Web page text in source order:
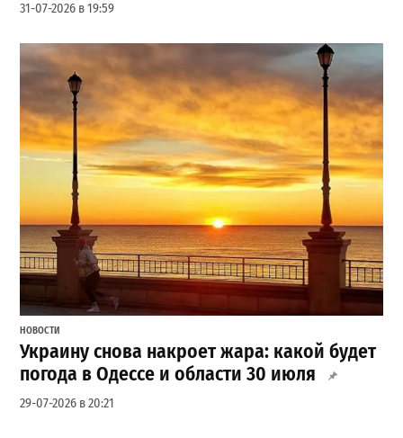
31-07-2026 в 19:59
НОВОСТИ
Украину снова накроет жара: какой будет
погода в Одессе и области 30 июля
29-07-2026 в 20:21